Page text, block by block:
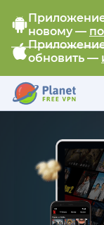
новому —
Приложение
обновить —